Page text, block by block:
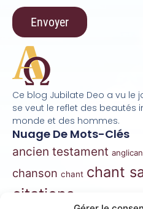
Ce blog Jubilate Deo a vu le
se veut le reflet des beautés
monde et des hommes.
Nuage De Mots-Clés
ancien testament anglican
chanson chant chant
citations